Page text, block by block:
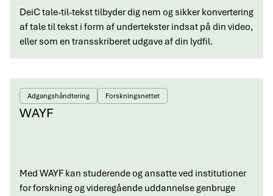
DeiC tale-til-tekst tilbyder dig nem og sikker konvertering
af tale til tekst i form af undertekster indsat på din video,
eller som en transskriberet udgave af din lydfil.
Adgangshåndtering Forskningsnettet
WAYF
Med WAYF kan studerende og ansatte ved institutioner
for forskning og videregående uddannelse genbruge